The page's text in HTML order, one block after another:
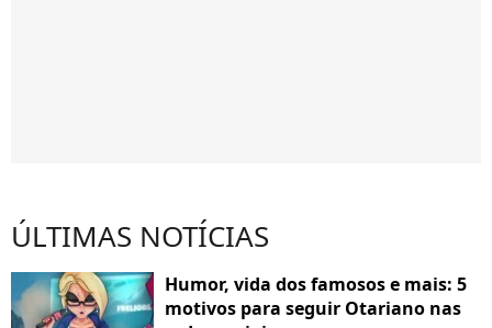
ÚLTIMAS NOTÍCIAS
Humor, vida dos famosos e mais: 5
motivos para seguir Otariano nas